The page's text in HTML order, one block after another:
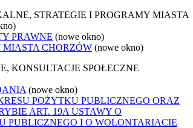
STRATEGIE I PROGRAMY MIASTA
PRAWNE (nowe okno)
MIASTA CHORZÓW (nowe okno)
KONSULTACJE SPOŁECZNE
(nowe okno)
POŻYTKU PUBLICZNEGO ORAZ
ART. 19A USTAWY O
PUBLICZNEGO I O WOLONTARIACIE